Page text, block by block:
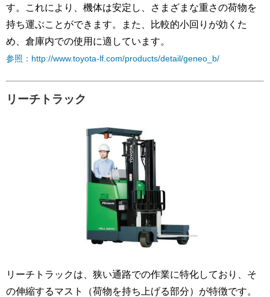
す。これにより、機体は安定し、さまざまな重さの荷物を
持ち運ぶことができます。また、比較的小回りが効くた
め、倉庫内での使用に適しています。
参照：http://www.toyota-lf.com/products/detail/geneo_b/
リーチトラック
リーチトラックは、狭い通路での作業に特化しており、そ
の伸縮するマスト（荷物を持ち上げる部分）が特徴です。